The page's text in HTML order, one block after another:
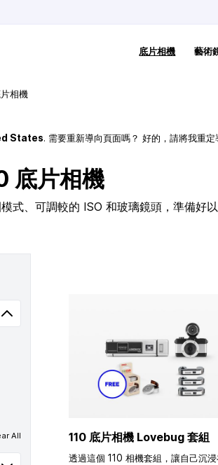
底片相機 藝術
相機
States. 需要重新導向頁面嗎？ 好的，請將我重定
底片相機
式、可調較的 ISO 和玻璃鏡頭，準備好
All 110 底片相機 Lovebug 套組
透過這個 110 相機套組，讓自己沉